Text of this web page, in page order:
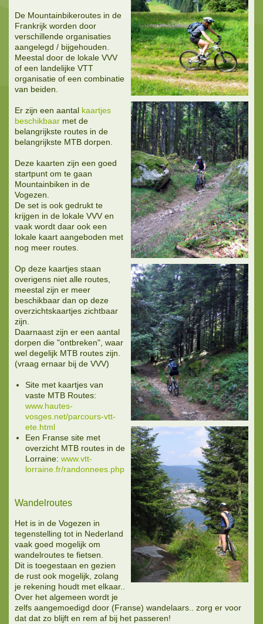
De Mountainbikeroutes in de
Frankrijk worden door
verschillende organisaties
aangelegd / bijgehouden.
Meestal door de lokale VVV
of een landelijke VTT
organisatie of een combinatie
van beiden.
Er zijn een aantal kaartjes
beschikbaar met de
belangrijkste routes in de
belangrijkste MTB dorpen.
Deze kaarten zijn een goed
startpunt om te gaan
Mountainbiken in de
Vogezen.
De set is ook gedrukt te
krijgen in de lokale VVV en
vaak wordt daar ook een
lokale kaart aangeboden met
nog meer routes.
Op deze kaartjes staan
overigens niet alle routes,
meestal zijn er meer
beschikbaar dan op deze
overzichtskaartjes zichtbaar
zijn.
Daarnaast zijn er een aantal
dorpen die "ontbreken", waar
wel degelijk MTB routes zijn.
(vraag ernaar bij de VVV)
Site met kaartjes van
vaste MTB Routes:
www.hautes-
vosges.net/parcours-vtt-
ete.html
Een Franse site met
overzicht MTB routes in de
Lorraine: www.vtt-
lorraine.fr/randonnees.php
Wandelroutes
Het is in de Vogezen in
tegenstelling tot in Nederland
vaak goed mogelijk om
wandelroutes te fietsen.
Dit is toegestaan en gezien
de rust ook mogelijk, zolang
je rekening houdt met elkaar..
Over het algemeen wordt je
zelfs aangemoedigd door (Franse) wandelaars.. zorg er voor
dat dat zo blijft en rem af bij het passeren!